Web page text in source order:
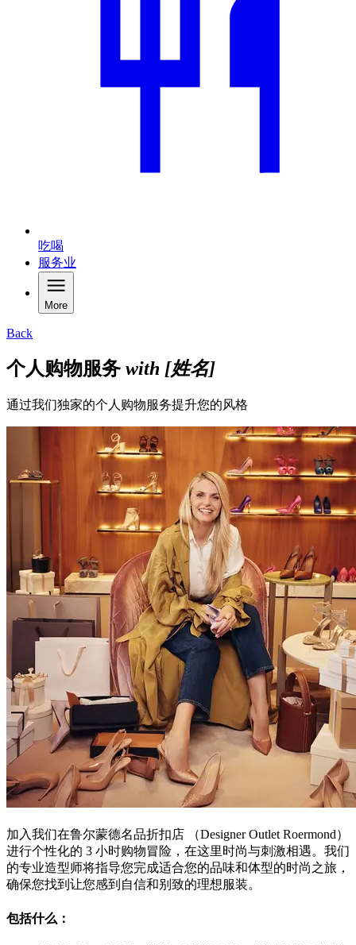
吃喝
服务业
More
Back
个人购物服务 with [姓名]
通过我们独家的个人购物服务提升您的风格
加入我们在鲁尔蒙德名品折扣店 （Designer Outlet Roermond）
进行个性化的 3 小时购物冒险，在这里时尚与刺激相遇。我们
的专业造型师将指导您完成适合您的品味和体型的时尚之旅，
确保您找到让您感到自信和别致的理想服装。
包括什么：